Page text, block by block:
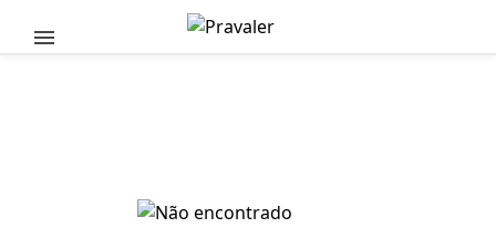
Pular para o conteúdo principal